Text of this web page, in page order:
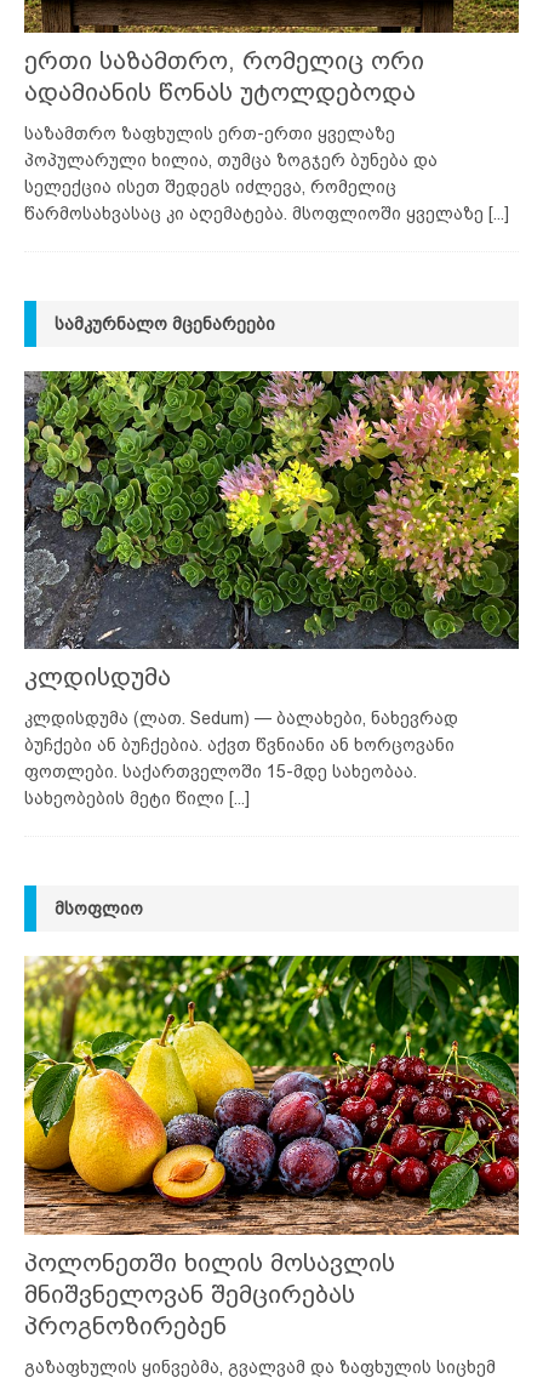
ერთი საზამთრო, რომელიც ორი
ადამიანის წონას უტოლდებოდა
საზამთრო ზაფხულის ერთ-ერთი ყველაზე
პოპულარული ხილია, თუმცა ზოგჯერ ბუნება და
სელექცია ისეთ შედეგს იძლევა, რომელიც
წარმოსახვასაც კი აღემატება. მსოფლიოში ყველაზე [...]
ᲡᲐᲛᲙᲣᲠᲜᲐᲚᲝ ᲛᲪᲔᲜᲐᲠᲔᲔᲑᲘ
კლდისდუმა
კლდისდუმა (ლათ. Sedum) — ბალახები, ნახევრად
ბუჩქები ან ბუჩქებია. აქვთ წვნიანი ან ხორცოვანი
ფოთლები. საქართველოში 15-მდე სახეობაა.
სახეობების მეტი წილი [...]
ᲛᲡᲝᲤᲚᲘᲝ
პოლონეთში ხილის მოსავლის
მნიშვნელოვან შემცირებას
პროგნოზირებენ
გაზაფხულის ყინვებმა, გვალვამ და ზაფხულის სიცხემ